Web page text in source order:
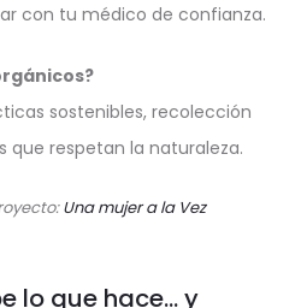
con tu médico de confianza.
sostenibles, recolección
que respetan la naturaleza.
Una mujer a la Vez
lo que hace… y